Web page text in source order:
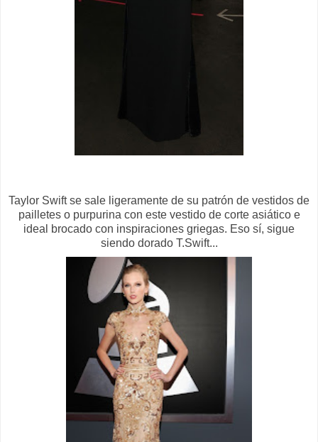
Taylor Swift se sale ligeramente de su patrón de vestidos de
pailletes o purpurina con este vestido de corte asiático e
ideal brocado con inspiraciones griegas. Eso sí, sigue
siendo dorado T.Swift...